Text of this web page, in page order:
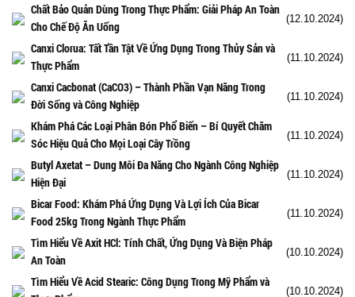
Chất Bảo Quản Dùng Trong Thực Phẩm: Giải Pháp An Toàn
Cho Chế Độ Ăn Uống
(12.10.2024)
Canxi Clorua: Tất Tần Tật Về Ứng Dụng Trong Thủy Sản và
Thực Phẩm
(11.10.2024)
Canxi Cacbonat (CaCO3) – Thành Phần Vạn Năng Trong
Đời Sống và Công Nghiệp
(11.10.2024)
Khám Phá Các Loại Phân Bón Phổ Biến – Bí Quyết Chăm
Sóc Hiệu Quả Cho Mọi Loại Cây Trồng
(11.10.2024)
Butyl Axetat – Dung Môi Đa Năng Cho Ngành Công Nghiệp
Hiện Đại
(11.10.2024)
Bicar Food: Khám Phá Ứng Dụng Và Lợi Ích Của Bicar
Food 25kg Trong Ngành Thực Phẩm
(11.10.2024)
Tìm Hiểu Về Axit HCl: Tính Chất, Ứng Dụng Và Biện Pháp
An Toàn
(10.10.2024)
Tìm Hiểu Về Acid Stearic: Công Dụng Trong Mỹ Phẩm và
(10.10.2024)